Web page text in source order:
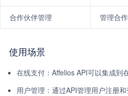
合作伙伴管理 管理合
使用场景
在线支付：Affelios API可以集成到
用户管理：通过API管理用户注册